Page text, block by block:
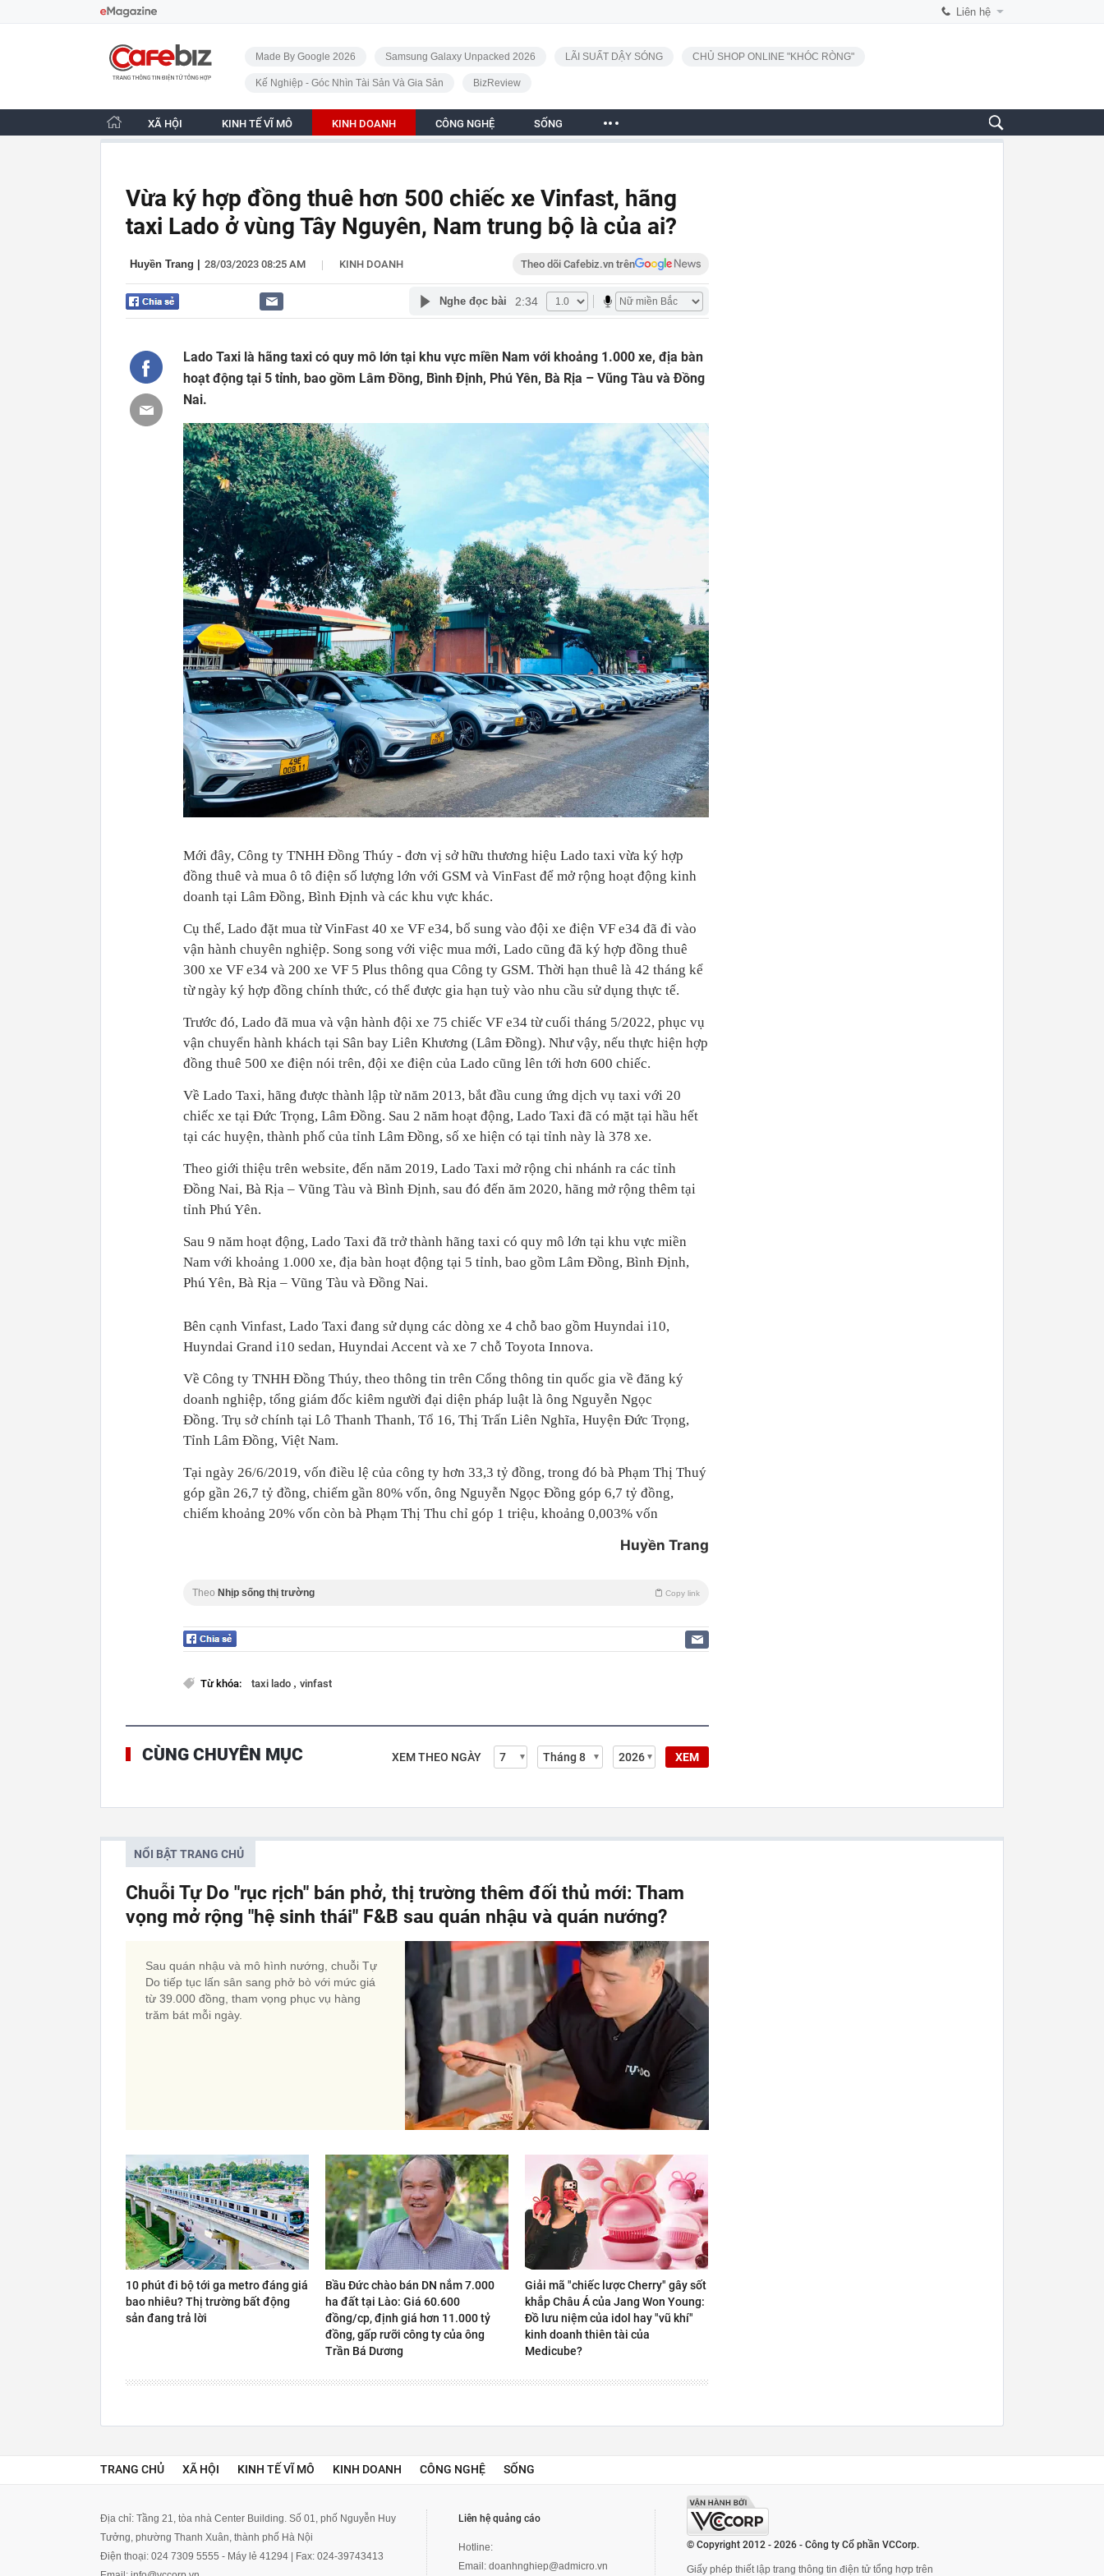
Liên hệ
CafeBiz - Trang chủ
Made By Google 2026 Samsung Galaxy Unpacked 2026 LÃI SUẤT DẬY SÓNG CHỦ SHOP ONLINE "KHÓC RÒNG"
Kế Nghiệp - Góc Nhìn Tài Sản Và Gia Sản BizReview
XÃ HỘI KINH TẾ VĨ MÔ KINH DOANH CÔNG NGHỆ SỐNG
Vừa ký hợp đồng thuê hơn 500 chiếc xe Vinfast, hãng
taxi Lado ở vùng Tây Nguyên, Nam trung bộ là của ai?
Huyền Trang 28/03/2023 08:25 AM | KINH DOANH Theo dõi Cafebiz.vn trên
Nghe đọc bài 2:34
Lado Taxi là hãng taxi có quy mô lớn tại khu vực miền Nam với khoảng 1.000 xe, địa bàn
hoạt động tại 5 tỉnh, bao gồm Lâm Đồng, Bình Định, Phú Yên, Bà Rịa – Vũng Tàu và Đồng
Nai.
Mới đây, Công ty TNHH Đồng Thúy - đơn vị sở hữu thương hiệu Lado taxi vừa ký hợp
đồng thuê và mua ô tô điện số lượng lớn với GSM và VinFast để mở rộng hoạt động kinh
doanh tại Lâm Đồng, Bình Định và các khu vực khác.
Cụ thể, Lado đặt mua từ VinFast 40 xe VF e34, bổ sung vào đội xe điện VF e34 đã đi vào
vận hành chuyên nghiệp. Song song với việc mua mới, Lado cũng đã ký hợp đồng thuê
300 xe VF e34 và 200 xe VF 5 Plus thông qua Công ty GSM. Thời hạn thuê là 42 tháng kể
từ ngày ký hợp đồng chính thức, có thể được gia hạn tuỳ vào nhu cầu sử dụng thực tế.
Trước đó, Lado đã mua và vận hành đội xe 75 chiếc VF e34 từ cuối tháng 5/2022, phục vụ
vận chuyển hành khách tại Sân bay Liên Khương (Lâm Đồng). Như vậy, nếu thực hiện hợp
đồng thuê 500 xe điện nói trên, đội xe điện của Lado cũng lên tới hơn 600 chiếc.
Về Lado Taxi, hãng được thành lập từ năm 2013, bắt đầu cung ứng dịch vụ taxi với 20
chiếc xe tại Đức Trọng, Lâm Đồng. Sau 2 năm hoạt động, Lado Taxi đã có mặt tại hầu hết
tại các huyện, thành phố của tỉnh Lâm Đồng, số xe hiện có tại tỉnh này là 378 xe.
Theo giới thiệu trên website, đến năm 2019, Lado Taxi mở rộng chi nhánh ra các tỉnh
Đồng Nai, Bà Rịa – Vũng Tàu và Bình Định, sau đó đến ăm 2020, hãng mở rộng thêm tại
tỉnh Phú Yên.
Sau 9 năm hoạt động, Lado Taxi đã trở thành hãng taxi có quy mô lớn tại khu vực miền
Nam với khoảng 1.000 xe, địa bàn hoạt động tại 5 tỉnh, bao gồm Lâm Đồng, Bình Định,
Phú Yên, Bà Rịa – Vũng Tàu và Đồng Nai.
Bên cạnh Vinfast, Lado Taxi đang sử dụng các dòng xe 4 chỗ bao gồm Huyndai i10,
Huyndai Grand i10 sedan, Huyndai Accent và xe 7 chỗ Toyota Innova.
Về Công ty TNHH Đồng Thúy, theo thông tin trên Cổng thông tin quốc gia về đăng ký
doanh nghiệp, tổng giám đốc kiêm người đại diện pháp luật là ông Nguyễn Ngọc
Đồng. Trụ sở chính tại Lô Thanh Thanh, Tổ 16, Thị Trấn Liên Nghĩa, Huyện Đức Trọng,
Tỉnh Lâm Đồng, Việt Nam.
Tại ngày 26/6/2019, vốn điều lệ của công ty hơn 33,3 tỷ đồng, trong đó bà Phạm Thị Thuý
góp gần 26,7 tỷ đồng, chiếm gần 80% vốn, ông Nguyễn Ngọc Đồng góp 6,7 tỷ đồng,
chiếm khoảng 20% vốn còn bà Phạm Thị Thu chỉ góp 1 triệu, khoảng 0,003% vốn
Huyền Trang
Theo Nhịp sống thị trường Copy link
Từ khóa: taxi lado , vinfast
CÙNG CHUYÊN MỤC XEM THEO NGÀY XEM
NỔI BẬT TRANG CHỦ
Chuỗi Tự Do "rục rịch" bán phở, thị trường thêm đối thủ mới: Tham
vọng mở rộng "hệ sinh thái" F&B sau quán nhậu và quán nướng?
Sau quán nhậu và mô hình nướng, chuỗi Tự
Do tiếp tục lấn sân sang phở bò với mức giá
từ 39.000 đồng, tham vọng phục vụ hàng
trăm bát mỗi ngày.
10 phút đi bộ tới ga metro đáng giá
bao nhiêu? Thị trường bất động
sản đang trả lời
Bầu Đức chào bán DN nắm 7.000
ha đất tại Lào: Giá 60.600
đồng/cp, định giá hơn 11.000 tỷ
đồng, gấp rưỡi công ty của ông
Trần Bá Dương
Giải mã "chiếc lược Cherry" gây sốt
khắp Châu Á của Jang Won Young:
Đồ lưu niệm của idol hay "vũ khí"
kinh doanh thiên tài của
Medicube?
TRANG CHỦ XÃ HỘI KINH TẾ VĨ MÔ KINH DOANH CÔNG NGHỆ SỐNG
Địa chỉ: Tầng 21, tòa nhà Center Building. Số 01, phố Nguyễn Huy
Tưởng, phường Thanh Xuân, thành phố Hà Nội
Điện thoại: 024 7309 5555 - Máy lẻ 41294 | Fax: 024-39743413
Liên hệ quảng cáo
Hotline:
Email: doanhnghiep@admicro.vn
© Copyright 2012 - 2026 - Công ty Cổ phần VCCorp.
Giấy phép thiết lập trang thông tin điện tử tổng hợp trên